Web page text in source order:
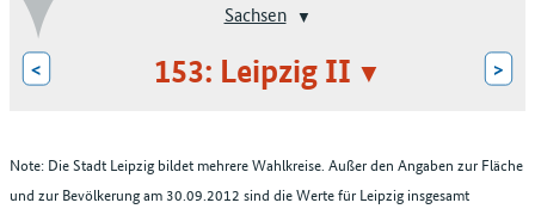
Sachsen
< 153: Leipzig II >
Note: Die Stadt Leipzig bildet mehrere Wahlkreise. Außer den Angaben zur Fläche
und zur Bevölkerung am 30.09.2012 sind die Werte für Leipzig insgesamt